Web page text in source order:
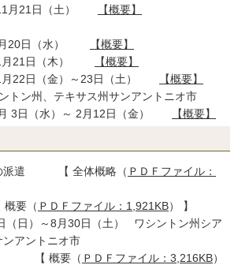
（土）
【概要】
日（水）
【概要】
木）
【概要】
）～23日（土）
【概要】
ン州、テキサス州サンアントニオ市
（水）～ 2月12日（金）
【概要】
派遣 【 全体概略（ ＰＤＦファイル：
要（ ＰＤＦファイル：1,921KB） 】
日）～8月30日（土） ワシントン州シア
ンアントニオ市
ド 【 概要（ ＰＤＦファイル：3,216KB）